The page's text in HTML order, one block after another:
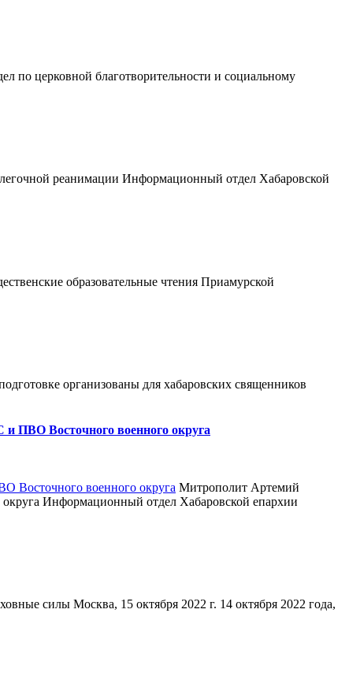
по церковной благотворительности и социальному
реанимации Информационный отдел Хабаровской
образовательные чтения Приамурской
организованы для хабаровских священников
ПВО Восточного военного округа
Митрополит Артемий
Информационный отдел Хабаровской епархии
силы Москва, 15 октября 2022 г. 14 октября 2022 года,